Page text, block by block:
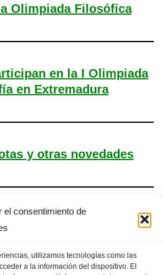
el consentimiento de
utilizamos tecnologías como las
a la información del dispositivo. El
Olimpiada Filosófica
en la I Olimpiada
en Extremadura
y otras novedades
Plazo y cuotas